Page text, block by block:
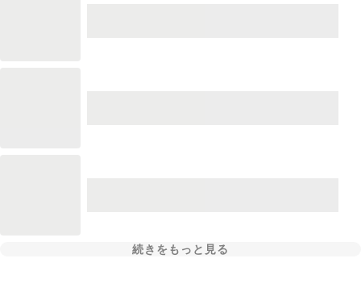
続きをもっと見る